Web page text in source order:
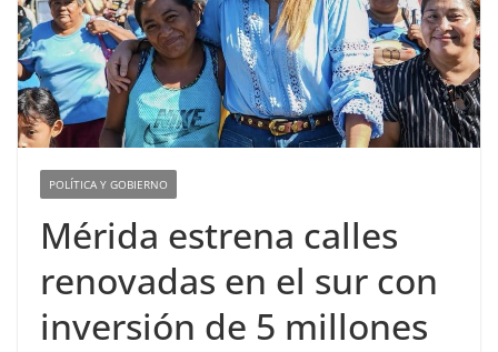
POLÍTICA Y GOBIERNO
Mérida estrena calles
renovadas en el sur con
inversión de 5 millones